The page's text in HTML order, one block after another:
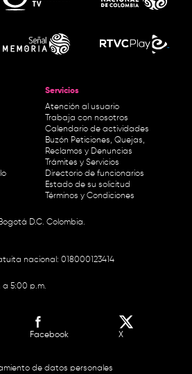
Servicios
Atención al usuario
Trabaja con nosotros
Calendario de actividades
Buzón Peticiones, Quejas,
Reclamos y Denuncias
Trámites y Servicios
Directorio de funcionarios
Estado de su solicitud
Términos y Condiciones
D.C. Colombia.
nacional: 018000123414
a 5:00 p.m.
Facebook X
de datos personales